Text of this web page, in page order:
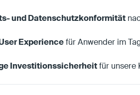
und Datenschutzkonformität
Experiencefür Anwender im
Investitionssicherheitfür unsere